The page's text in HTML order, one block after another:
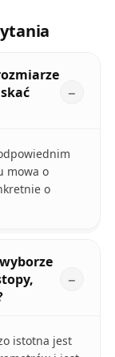
mowa o
o
istotna jest